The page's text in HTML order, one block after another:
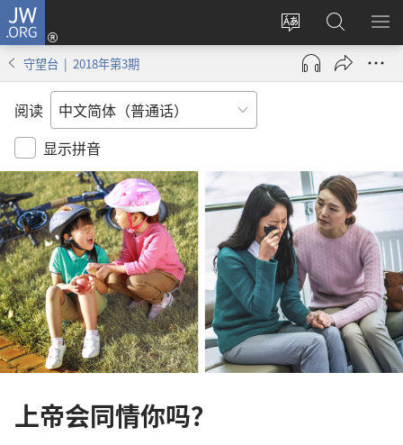
JW.ORG
更
改
网
登
录
（打
搜
索
JW.ORG
显
守望台 | 2018年第3期
阅读
显示拼音
上帝会同情你吗？